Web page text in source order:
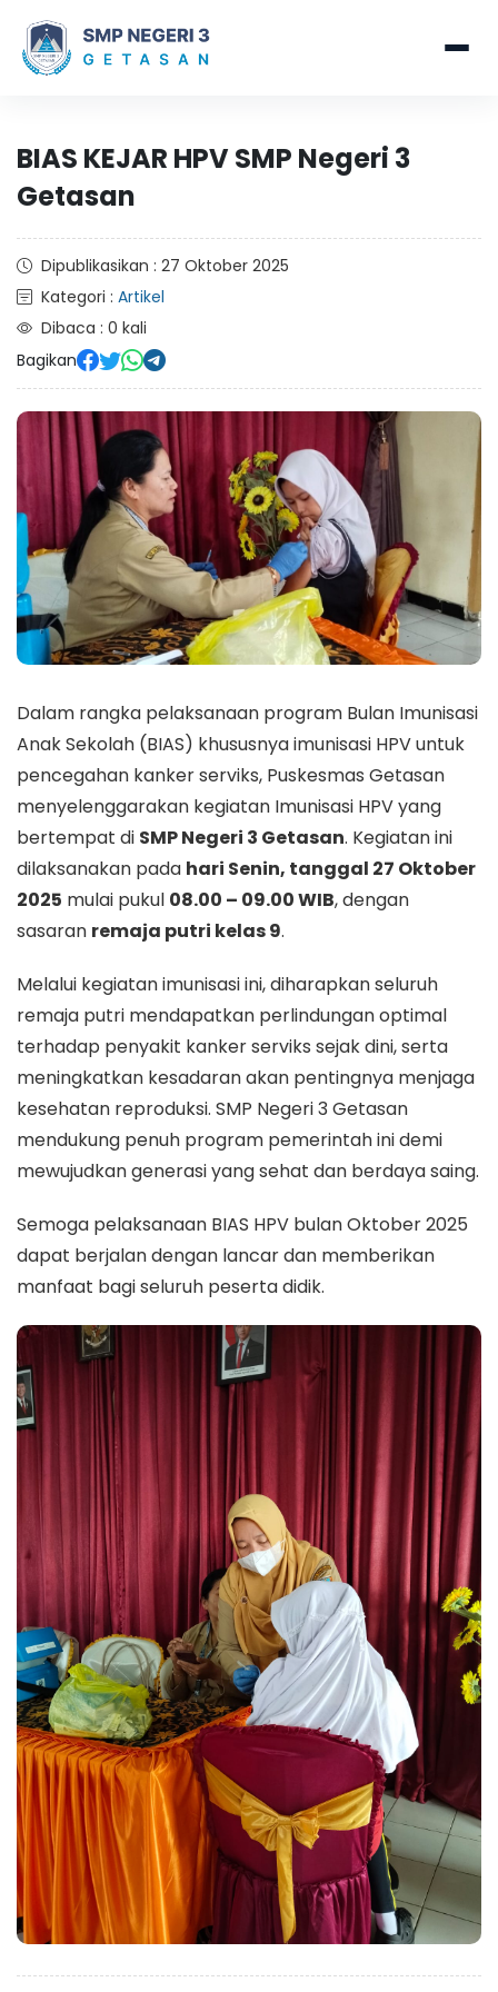
BIAS KEJAR HPV SMP Negeri 3
Getasan
Dipublikasikan : 27 Oktober 2025
Kategori : Artikel
Dibaca : 0 kali
Bagikan
Dalam rangka pelaksanaan program Bulan Imunisasi
Anak Sekolah (BIAS) khususnya imunisasi HPV untuk
pencegahan kanker serviks, Puskesmas Getasan
menyelenggarakan kegiatan Imunisasi HPV yang
bertempat di SMP Negeri 3 Getasan. Kegiatan ini
dilaksanakan pada hari Senin, tanggal 27 Oktober
2025 mulai pukul 08.00 – 09.00 WIB, dengan
sasaran remaja putri kelas 9.
Melalui kegiatan imunisasi ini, diharapkan seluruh
remaja putri mendapatkan perlindungan optimal
terhadap penyakit kanker serviks sejak dini, serta
meningkatkan kesadaran akan pentingnya menjaga
kesehatan reproduksi. SMP Negeri 3 Getasan
mendukung penuh program pemerintah ini demi
mewujudkan generasi yang sehat dan berdaya saing.
Semoga pelaksanaan BIAS HPV bulan Oktober 2025
dapat berjalan dengan lancar dan memberikan
manfaat bagi seluruh peserta didik.